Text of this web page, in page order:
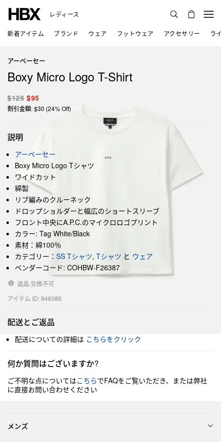
レディース
新着アイテム ブランド ウェア フットウェア アクセサリー ラ
アーペーセー
Boxy Micro Logo T-Shirt
$125 $95
割引金額: $30 (24% Off)
説明
アーペーセー
Boxy Micro Logo Tシャツ
ワイドカット
綿製
リブ編みのクルーネック
ドロップショルダーと幅広のショートスリーブ
フロント中央にA.P.C.のマイクロロゴプリント
カラー: Tag White/Black
素材：綿100％
カテゴリー： SS Tシャツ, Tシャツ と ウェア
ベンダーコード: COHBW-F26387
返品·交換不可
アイテム ID: 946086
配送とご返品
配送についての詳細は こちらをクリック
何か質問はございますか?
ご不明な点についてはこちらでFAQをご覧いただき、または弊社
に直接お問い合わせください
メンズ